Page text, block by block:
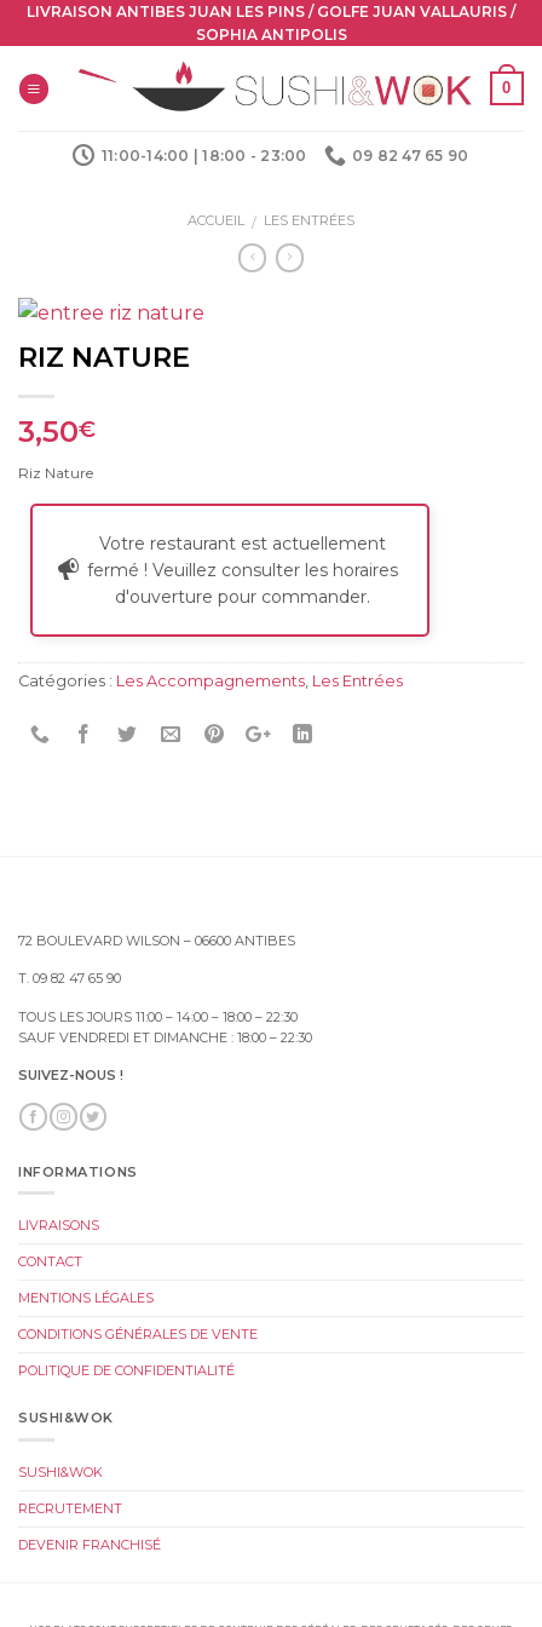
Skip
to
content
LIVRAISON ANTIBES JUAN LES PINS / GOLFE JUAN VALLAURIS /
SOPHIA ANTIPOLIS
0
11:00-14:00 | 18:00 - 23:00 09 82 47 65 90
ACCUEIL / LES ENTRÉES
RIZ NATURE
3,50€
Riz Nature
Votre restaurant est actuellement
fermé ! Veuillez consulter les horaires
d'ouverture pour commander.
Catégories : Les Accompagnements Les Entrées
72 BOULEVARD WILSON – 06600 ANTIBES
T. 09 82 47 65 90
TOUS LES JOURS 11:00 – 14:00 – 18:00 – 22:30
SAUF VENDREDI ET DIMANCHE : 18:00 – 22:30
SUIVEZ-NOUS !
INFORMATIONS
LIVRAISONS
CONTACT
MENTIONS LÉGALES
CONDITIONS GÉNÉRALES DE VENTE
POLITIQUE DE CONFIDENTIALITÉ
SUSHI&WOK
SUSHI&WOK
RECRUTEMENT
DEVENIR FRANCHISÉ